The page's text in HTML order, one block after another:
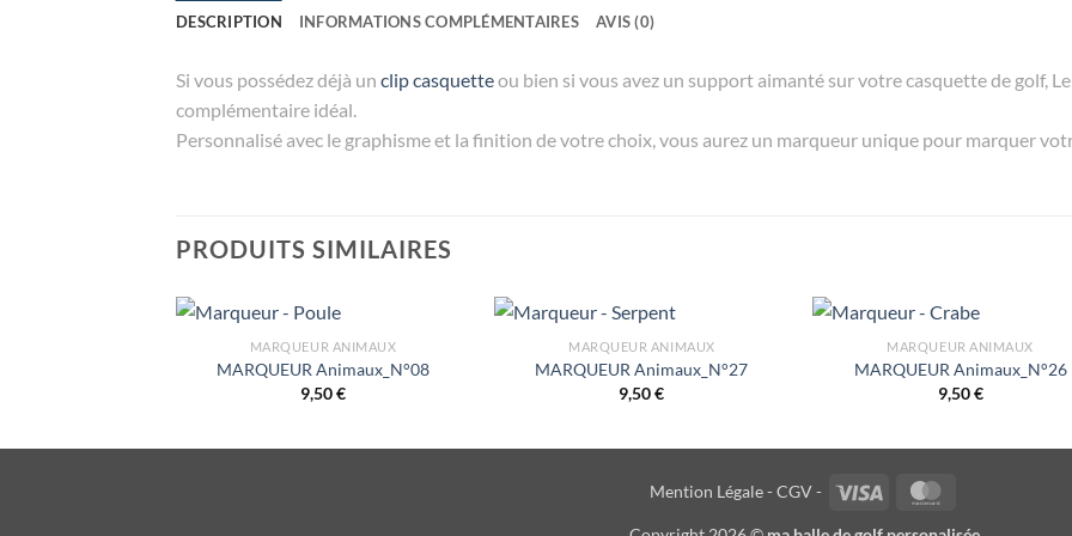
DESCRIPTION INFORMATIONS COMPLÉMENTAIRES AVIS (0)
Si vous possédez déjà un clip casquetteou bien si vous avez un support aimanté sur votre casquette de golf,
complémentaire idéal.
Personnalisé avec le graphisme et la finition de votre choix, vous aurez un marqueur unique pour marquer
PRODUITS SIMILAIRES
MARQUEUR ANIMAUX
MARQUEUR Animaux_N°08
9,50€
MARQUEUR ANIMAUX
MARQUEUR Animaux_N°27
9,50€
MARQUEUR ANIMAUX
MARQUEUR Animaux_N°26
9,50€
Mention Légale - CGV - Visa